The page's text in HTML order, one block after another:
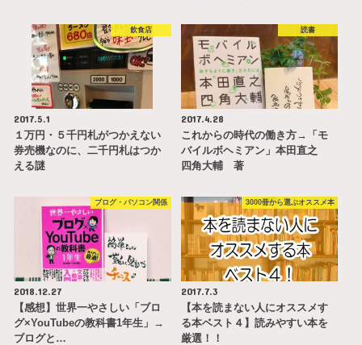
飲食店
2017.5.1
１万円・５千円札がつかえない
券売機なのに、二千円札はつか
える謎
読書
2017.4.28
これからの時代の働き方→「モ
バイルボヘミアン」本田直之
四角大輔 著
ブログ・パソコン関係
2018.12.27
【感想】世界一やさしい「ブロ
グ×YouTubeの教科書1年生」→
ブログと…
3000冊から選ぶオススメ本
2017.7.3
【本を読まない人にオススメす
る本ベスト４】読みやすい本を
厳選！！